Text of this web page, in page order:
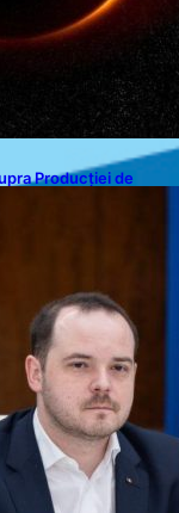
Producției de